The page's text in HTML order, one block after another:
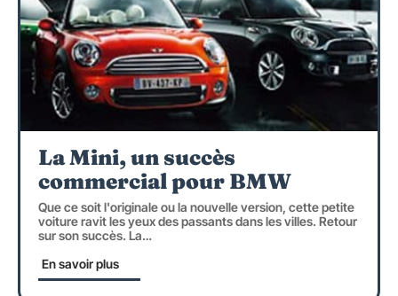
La Mini, un succès
commercial pour BMW
Que ce soit l'originale ou la nouvelle version, cette petite
voiture ravit les yeux des passants dans les villes. Retour
sur son succès. La…
En savoir plus